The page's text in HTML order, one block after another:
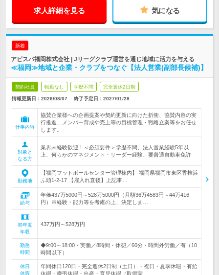
求人詳細を見る 気になる
新着
アビスパ福岡株式会社 | Jリーグクラブ運営を通じ地域に活力を与える
≪福岡≫地域と企業・クラブをつなぐ【法人営業(副部長候補)】
契約社員 転勤なし 学歴不問 完全週休2日制
情報更新日：2026/08/07 終了予定日： 2027/01/28
仕事内容
協賛企業様への企画提案や契約更新に向けた折衝、協賛内容の実
行推進、メンバー育成や売上等の目標管理・戦略立案等をお任せ
します。
対象と
なる方
業界未経験歓迎！＜必須要件＞学歴不問、法人営業経験5年以
上、何らかのマネジメント・リーダー経験、要普通自動車免許
勤務地
【福岡フットボールセンター管理棟内】 福岡県福岡市東区香椎浜
ふ頭1-2-17 【雇入れ直後】上記事…
給与
年俸437万5000円～528万5000円（月額36万4583円～44万416
円）※経験・能力等を考慮の上、決定しま…
初年度
年収
437万円～528万円
勤務
時間
◆9:00～18:00・実働／8時間・休憩／60分・時間外労働／有（10
時間以下）
休日
休暇
年間休日120日・完全週休2日制（土日）・祝日・夏季休暇・有給
休暇・慶弔休暇・出産・育児休暇（取得実…